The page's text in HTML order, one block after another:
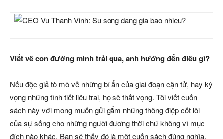
Viết về con đường mình trải qua, anh hướng đến điều gì?
Nếu độc giả tò mò về những bí ẩn của giai đoạn cận tử, hay kỳ
vọng những tình tiết liêu trai, họ sẽ thất vọng. Tôi viết cuốn
sách này với mong muốn gửi gắm những thông điệp cốt lõi
của sự sống cho những người đương thời chứ không vì mục
đích nào khác. Bạn sẽ thấy đó là một cuốn sách đúng nghĩa,